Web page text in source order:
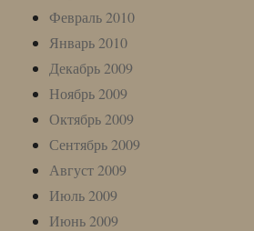
Февраль 2010
Январь 2010
Декабрь 2009
Ноябрь 2009
Октябрь 2009
Сентябрь 2009
Август 2009
Июль 2009
Июнь 2009